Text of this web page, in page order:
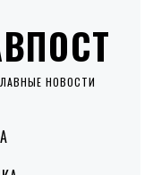
НОВОСТИ